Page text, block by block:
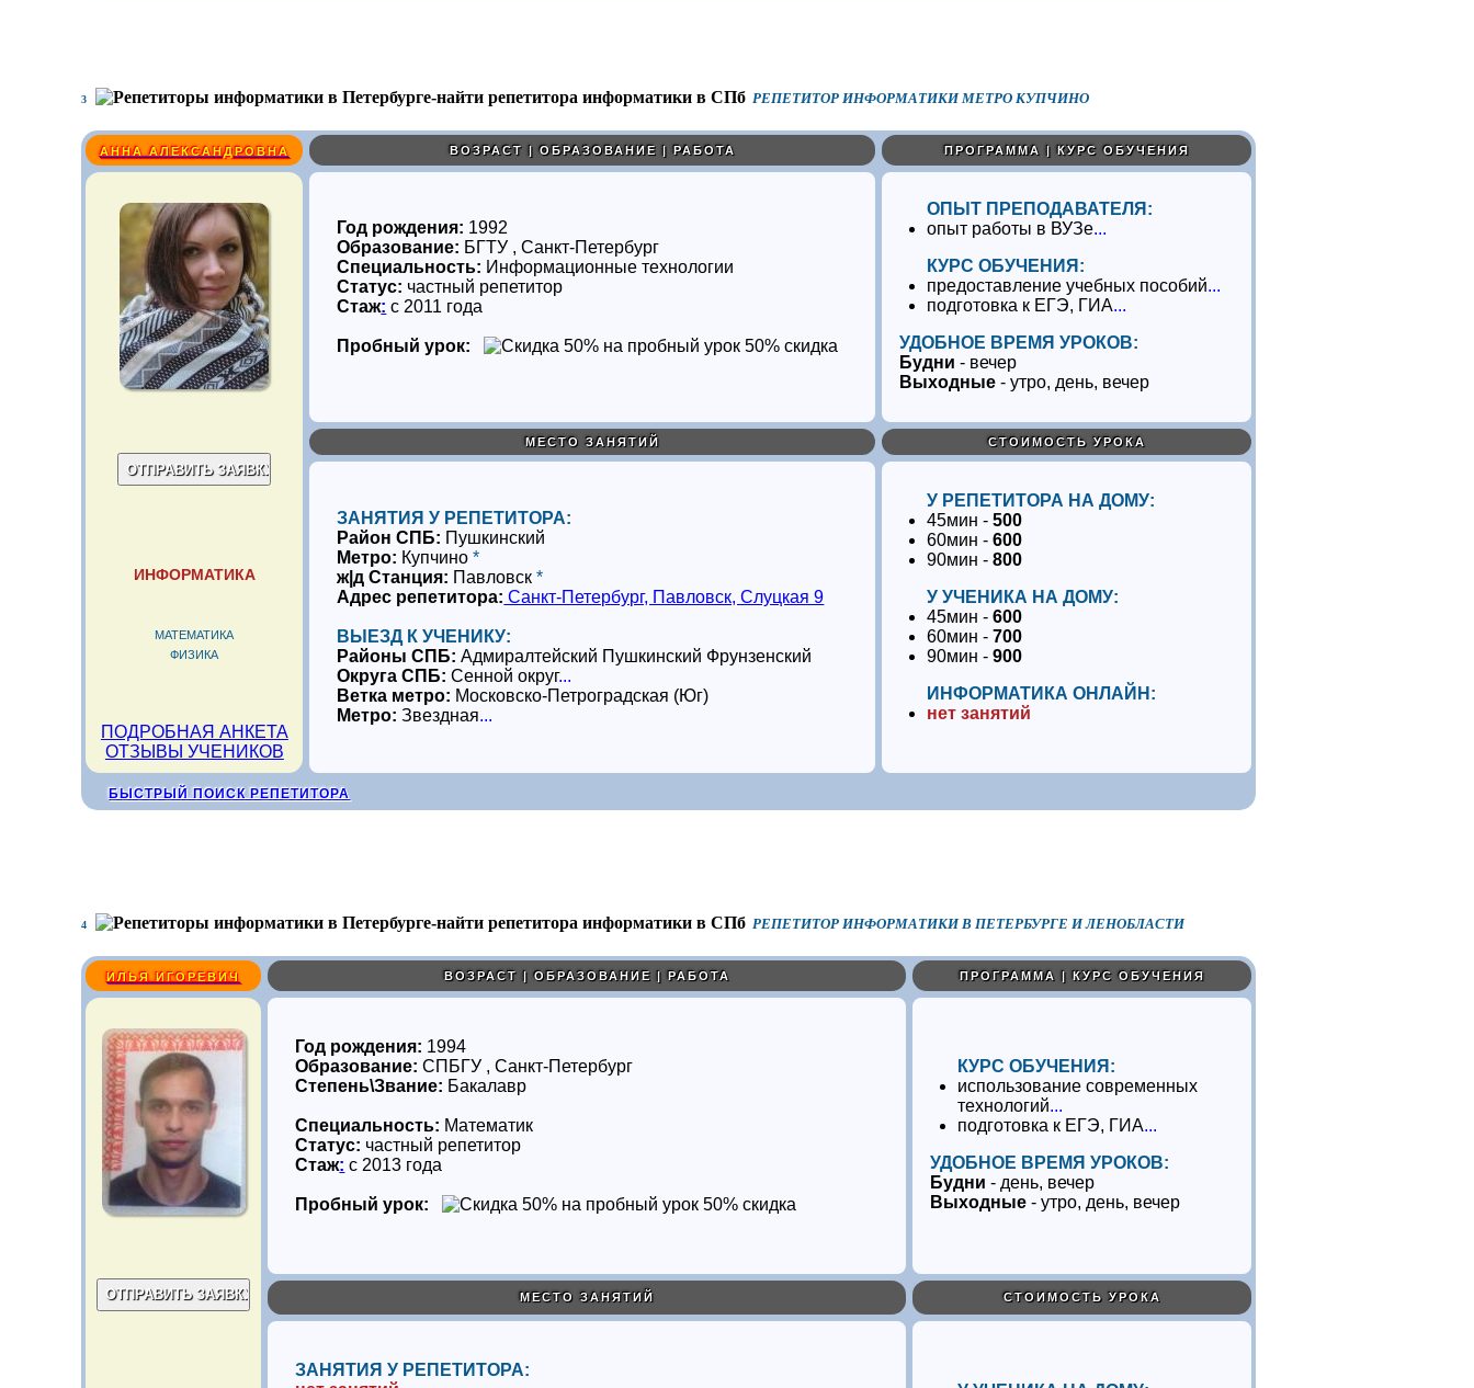
3 РЕПЕТИТОР ИНФОРМАТИКИ МЕТРО КУПЧИНО
АННА АЛЕКСАНДРОВНА ВОЗРАСТ | ОБРАЗОВАНИЕ | РАБОТА ПРОГРАММА | КУРС ОБУЧЕНИЯ
ИНФОРМАТИКА
МАТЕМАТИКА
ФИЗИКА
ПОДРОБНАЯ АНКЕТА
ОТЗЫВЫ УЧЕНИКОВ
Год рождения: 1992
Образование: БГТУ , Санкт-Петербург
Специальность: Информационные технологии
Статус: частный репетитор
Стаж: с 2011 года
Пробный урок: 50% скидка
ОПЫТ ПРЕПОДАВАТЕЛЯ:
опыт работы в ВУЗе...
КУРС ОБУЧЕНИЯ:
предоставление учебных пособий...
подготовка к ЕГЭ, ГИА...
УДОБНОЕ ВРЕМЯ УРОКОВ:
Будни - вечер
Выходные - утро, день, вечер
МЕСТО ЗАНЯТИЙ СТОИМОСТЬ УРОКА
ЗАНЯТИЯ У РЕПЕТИТОРА:
Район СПБ: Пушкинский
Метро: Купчино*
ж|д Станция: Павловск*
Адрес репетитора: Санкт-Петербург, Павловск, Слуцкая 9
ВЫЕЗД К УЧЕНИКУ:
Районы СПБ:Адмиралтейский Пушкинский Фрунзенский
Округа СПБ:Сенной округ...
Ветка метро: Московско-Петроградская (Юг)
Метро:Звездная...
У РЕПЕТИТОРА НА ДОМУ:
45мин -500
60мин -600
90мин -800
У УЧЕНИКА НА ДОМУ:
45мин -600
60мин -700
90мин -900
ИНФОРМАТИКА ОНЛАЙН:
нет занятий
БЫСТРЫЙ ПОИСК РЕПЕТИТОРА
4 РЕПЕТИТОР ИНФОРМАТИКИ В ПЕТЕРБУРГЕ И ЛЕНОБЛАСТИ
ИЛЬЯ ИГОРЕВИЧ ВОЗРАСТ | ОБРАЗОВАНИЕ | РАБОТА ПРОГРАММА | КУРС ОБУЧЕНИЯ
Год рождения: 1994
Образование:СПБГУ , Санкт-Петербург
Степень\Звание: Бакалавр
Специальность: Математик
Статус: частный репетитор
Стаж: с 2013 года
Пробный урок: 50% скидка
КУРС ОБУЧЕНИЯ:
использование современных
технологий...
подготовка к ЕГЭ, ГИА...
УДОБНОЕ ВРЕМЯ УРОКОВ:
Будни - день, вечер
Выходные - утро, день, вечер
МЕСТО ЗАНЯТИЙ СТОИМОСТЬ УРОКА
ЗАНЯТИЯ У РЕПЕТИТОРА: